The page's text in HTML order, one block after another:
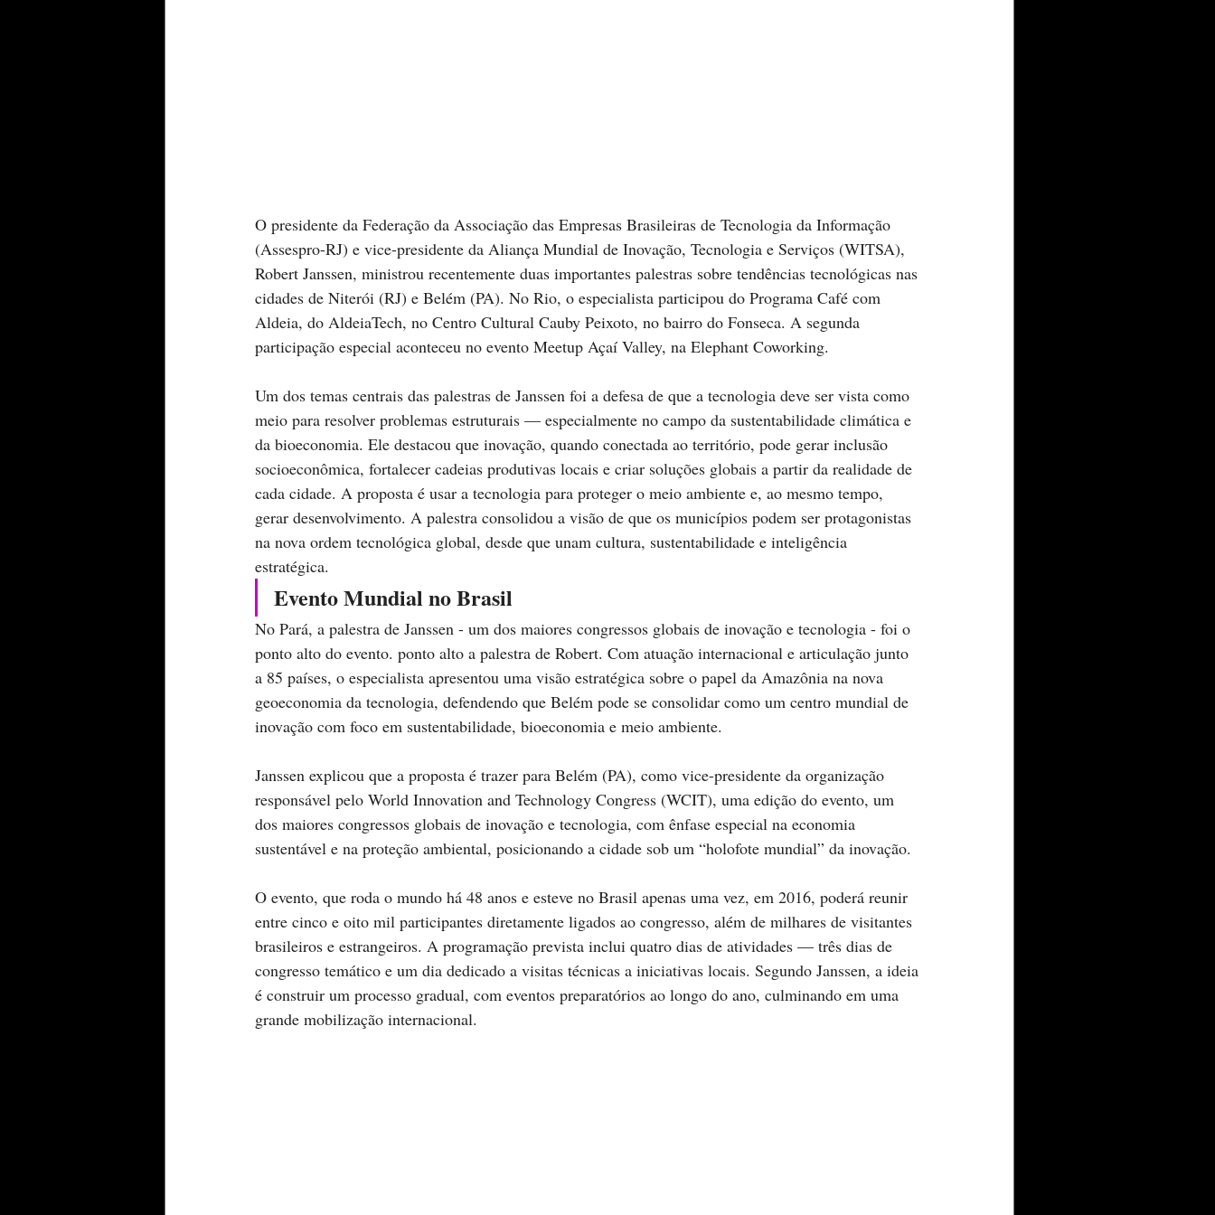
O presidente da Federação da Associação das Empresas Brasileiras de Tecnologia da Informação
(Assespro-RJ) e vice-presidente da Aliança Mundial de Inovação, Tecnologia e Serviços (WITSA),
Robert Janssen, ministrou recentemente duas importantes palestras sobre tendências tecnológicas nas
cidades de Niterói (RJ) e Belém (PA). No Rio, o especialista participou do Programa Café com
Aldeia, do AldeiaTech, no Centro Cultural Cauby Peixoto, no bairro do Fonseca. A segunda
participação especial aconteceu no evento Meetup Açaí Valley, na Elephant Coworking.
Um dos temas centrais das palestras de Janssen foi a defesa de que a tecnologia deve ser vista como
meio para resolver problemas estruturais — especialmente no campo da sustentabilidade climática e
da bioeconomia. Ele destacou que inovação, quando conectada ao território, pode gerar inclusão
socioeconômica, fortalecer cadeias produtivas locais e criar soluções globais a partir da realidade de
cada cidade. A proposta é usar a tecnologia para proteger o meio ambiente e, ao mesmo tempo,
gerar desenvolvimento. A palestra consolidou a visão de que os municípios podem ser protagonistas
na nova ordem tecnológica global, desde que unam cultura, sustentabilidade e inteligência
estratégica.
Evento Mundial no Brasil
No Pará, a palestra de Janssen - um dos maiores congressos globais de inovação e tecnologia - foi o
ponto alto do evento. ponto alto a palestra de Robert. Com atuação internacional e articulação junto
a 85 países, o especialista apresentou uma visão estratégica sobre o papel da Amazônia na nova
geoeconomia da tecnologia, defendendo que Belém pode se consolidar como um centro mundial de
inovação com foco em sustentabilidade, bioeconomia e meio ambiente.
Janssen explicou que a proposta é trazer para Belém (PA), como vice-presidente da organização
responsável pelo World Innovation and Technology Congress (WCIT), uma edição do evento, um
dos maiores congressos globais de inovação e tecnologia, com ênfase especial na economia
sustentável e na proteção ambiental, posicionando a cidade sob um “holofote mundial” da inovação.
O evento, que roda o mundo há 48 anos e esteve no Brasil apenas uma vez, em 2016, poderá reunir
entre cinco e oito mil participantes diretamente ligados ao congresso, além de milhares de visitantes
brasileiros e estrangeiros. A programação prevista inclui quatro dias de atividades — três dias de
congresso temático e um dia dedicado a visitas técnicas a iniciativas locais. Segundo Janssen, a ideia
é construir um processo gradual, com eventos preparatórios ao longo do ano, culminando em uma
grande mobilização internacional.